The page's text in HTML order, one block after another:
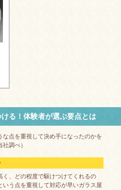
る！体験者が選ぶ要点とは
な点を重視して決め手になったのかを
調べ）
く、どの程度で駆けつけてくれるの
う点を重視して対応が早いガラス屋